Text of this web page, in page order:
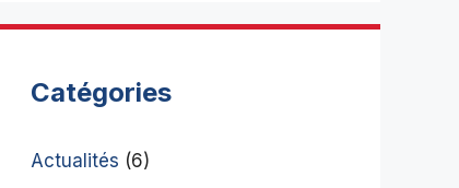
Catégories
Actualités (6)